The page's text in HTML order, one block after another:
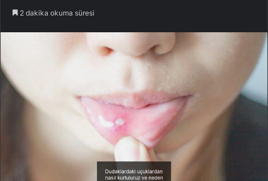
2 dakika okuma süresi